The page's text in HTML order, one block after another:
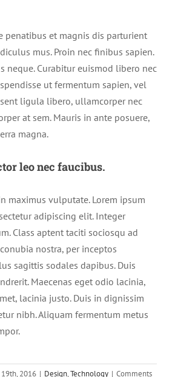
penatibus et magnis dis parturient
mus. Proin nec finibus sapien.
neque. Curabitur euismod libero nec
ut fermentum sapien, vel
ligula libero, ullamcorper nec
at sem. Mauris in ante posuere,
magna.
leo nec faucibus.
maximus vulputate. Lorem ipsum
adipiscing elit. Integer
Class aptent taciti sociosqu ad
nostra, per inceptos
sagittis sodales dapibus. Duis
Maecenas eget odio lacinia,
lacinia justo. Duis in dignissim
nibh. Aliquam fermentum metus
19th, 2016 | Design,Technology | Comments